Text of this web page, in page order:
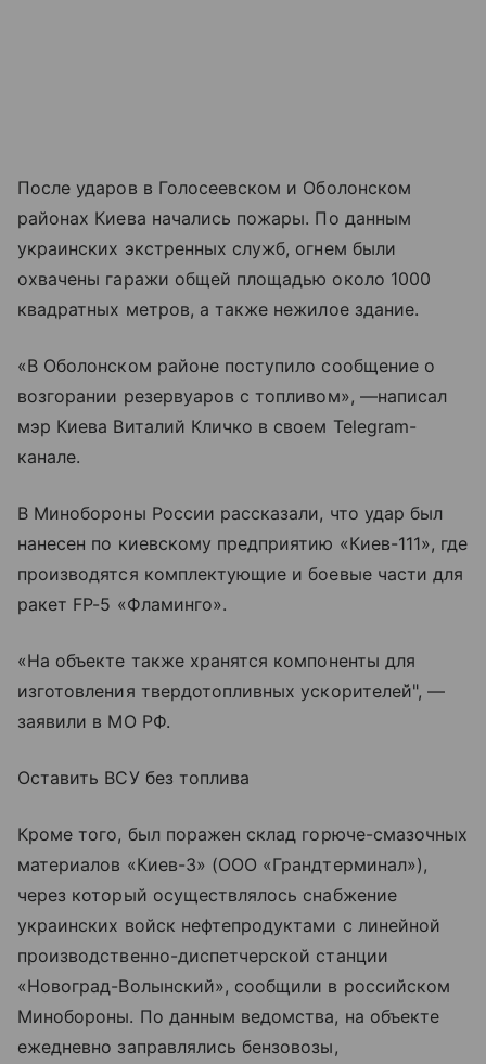
После ударов в Голосеевском и Оболонском
районах Киева начались пожары. По данным
украинских экстренных служб, огнем были
охвачены гаражи общей площадью около 1000
квадратных метров, а также нежилое здание.
«В Оболонском районе поступило сообщение о
возгорании резервуаров с топливом», —написал
мэр Киева Виталий Кличко в своем Telegram-
канале.
В Минобороны России рассказали, что удар был
нанесен по киевскому предприятию «Киев-111», где
производятся комплектующие и боевые части для
ракет FP-5 «Фламинго».
«На объекте также хранятся компоненты для
изготовления твердотопливных ускорителей", —
заявили в МО РФ.
Оставить ВСУ без топлива
Кроме того, был поражен склад горюче-смазочных
материалов «Киев-3» (ООО «Грандтерминал»),
через который осуществлялось снабжение
украинских войск нефтепродуктами с линейной
производственно-диспетчерской станции
«Новоград-Волынский», сообщили в российском
Минобороны. По данным ведомства, на объекте
ежедневно заправлялись бензовозы,